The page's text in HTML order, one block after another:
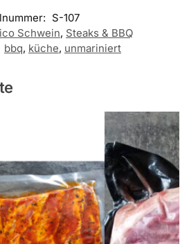
S-107
Schwein, Steaks & BBQ
bbq, küche, unmariniert